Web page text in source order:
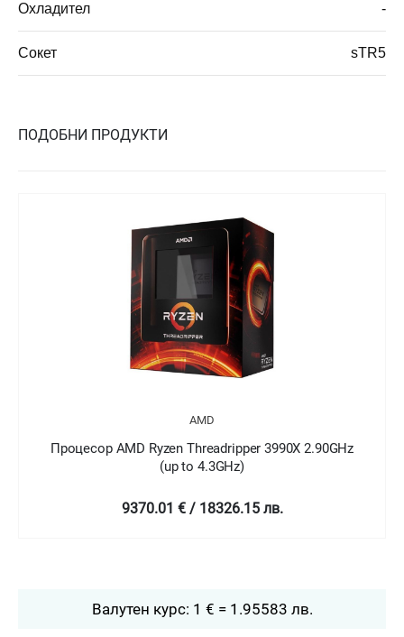
Охладител -
Сокет sTR5
ПОДОБНИ ПРОДУКТИ
AMD
Процесор AMD Ryzen Threadripper 3990X 2.90GHz
(up to 4.3GHz)
9370.01 € / 18326.15 лв.
Валутен курс: 1 € = 1.95583 лв.